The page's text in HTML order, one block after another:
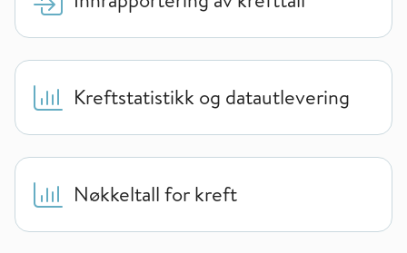
Kreftstatistikk og datautlevering
Nøkkeltall for kreft